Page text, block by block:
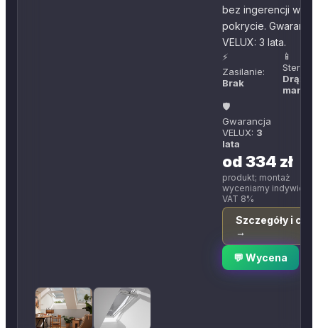
bez ingerencji w
pokrycie. Gwarancja
VELUX: 3 lata.
⚡
Zasilanie:
Brak
📱
Drążek
🛡
Gwarancja
VELUX: 3
lata
od 334 zł
produkt; montaż
wyceniamy
VAT 8%
Szczegóły i
→
💬 Wycena